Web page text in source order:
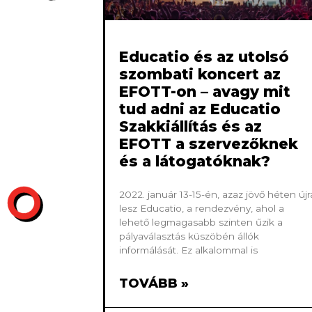
Educatio és az utolsó
szombati koncert az
EFOTT-on – avagy mit
tud adni az Educatio
Szakkiállítás és az
EFOTT a szervezőknek
és a látogatóknak?
2022. január 13-15-én, azaz jövő héten
lesz Educatio, a rendezvény, ahol a
lehető legmagasabb szinten űzik a
pályaválasztás küszöbén állók
informálását. Ez alkalommal is
TOVÁBB »